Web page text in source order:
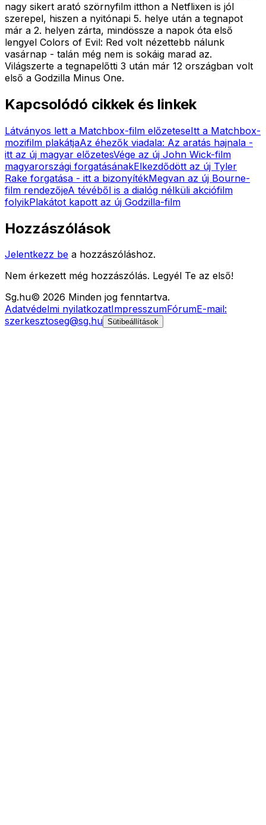
nagy sikert arató szörnyfilm itthon a Netflixen is jól
szerepel, hiszen a nyitónapi 5. helye után a tegnapot
már a 2. helyen zárta, mindössze a napok óta első
lengyel Colors of Evil: Red volt nézettebb nálunk
vasárnap - talán még nem is sokáig marad az.
Világszerte a tegnapelőtti 3 után már 12 országban volt
első a Godzilla Minus One.
Kapcsolódó cikkek és linkek
Látványos lett a Matchbox-film előzeteseItt a Matchbox-
mozifilm plakátjaAz éhezők viadala: Az aratás hajnala -
itt az új magyar előzetesVége az új John Wick-film
magyarországi forgatásánakElkezdődött az új Tyler
Rake forgatása - itt a bizonyítékMegvan az új Bourne-
film rendezőjeA tévéből is a dialóg nélküli akciófilm
folyikPlakátot kapott az új Godzilla-film
Hozzászólások
Jelentkezz be a hozzászóláshoz.
Nem érkezett még hozzászólás. Legyél Te az első!
Sg.hu© 2026 Minden jog fenntartva.
Adatvédelmi nyilatkozatImpresszumFórumE-mail:
szerkesztoseg@sg.hu Sütibeállítások